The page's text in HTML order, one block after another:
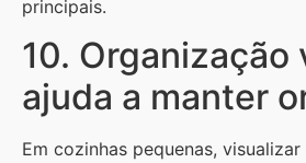
principais.
10. Organização
ajuda a manter
Em cozinhas pequenas,